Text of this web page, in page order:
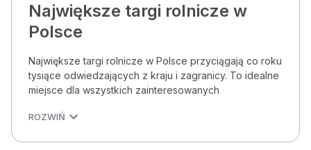
Największe targi rolnicze w
Polsce
Największe targi rolnicze w Polsce przyciągają co roku
tysiące odwiedzających z kraju i zagranicy. To idealne
miejsce dla wszystkich zainteresowanych
ROZWIŃ